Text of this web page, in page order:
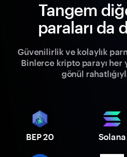
Tangem
paraları da
Güvenilirlik ve kolaylık
Binlerce kripto parayı her
gönül
BEP 20 Solana